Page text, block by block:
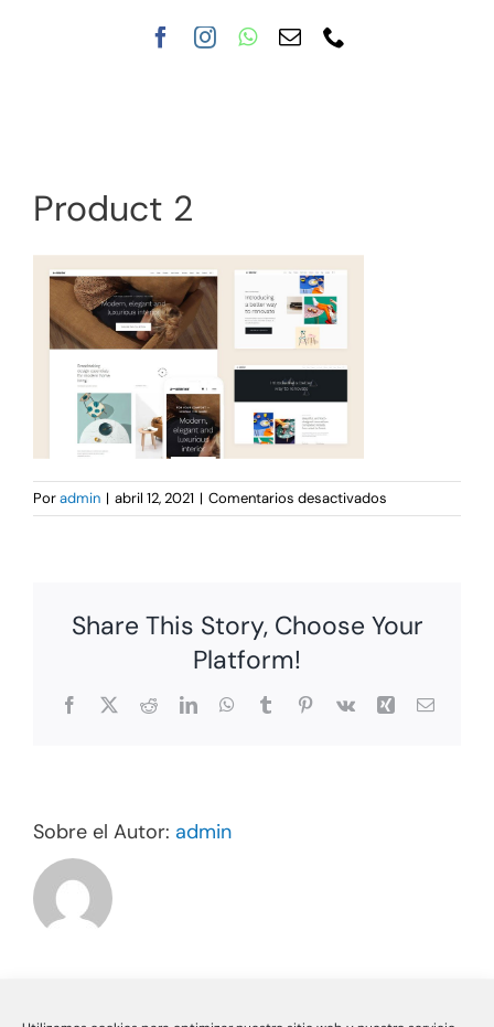
Nuestra clínica
Product 2
Poradmin | abril 12, 2021 | Comentarios desactivados
Product
Share This Story, Choose Your
Platform!
Facebook
X RedditLinkedInWhatsApp
TumblrPinterest
Vk Xing Correo
Sobre el Autor: admin